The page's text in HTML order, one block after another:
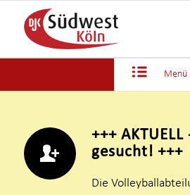
Menü
+++
gesucht! +++
Die